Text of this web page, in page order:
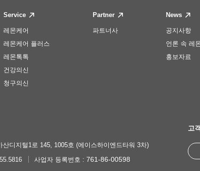
Service
레몬케어
레몬케어 플러스
레몬톡톡
건강의신
청구의신
Partner
파트너사
News
공지사항
언론 속 레
홍보자료
산디지털1로 145, 1005호 (에이스하이엔드타워 3차)
사업자 등록번호 : 761-86-00598
고